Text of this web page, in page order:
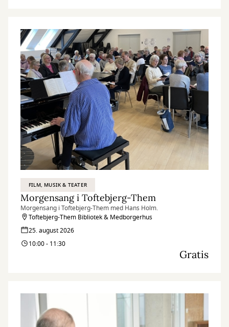
FILM, MUSIK & TEATER
Morgensang i Toftebjerg-Them
Morgensang i Toftebjerg-Them med Hans Holm.
Toftebjerg-Them Bibliotek & Medborgerhus
25. august 2026
10:00 - 11:30
Gratis